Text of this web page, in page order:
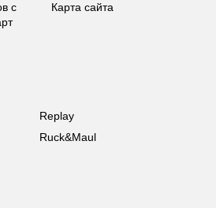
с
Карта сайта
Replay
Ruck&Maul